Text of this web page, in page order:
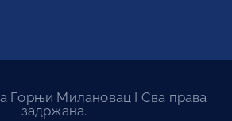
Горњи Милановац I Сва права
задржана.